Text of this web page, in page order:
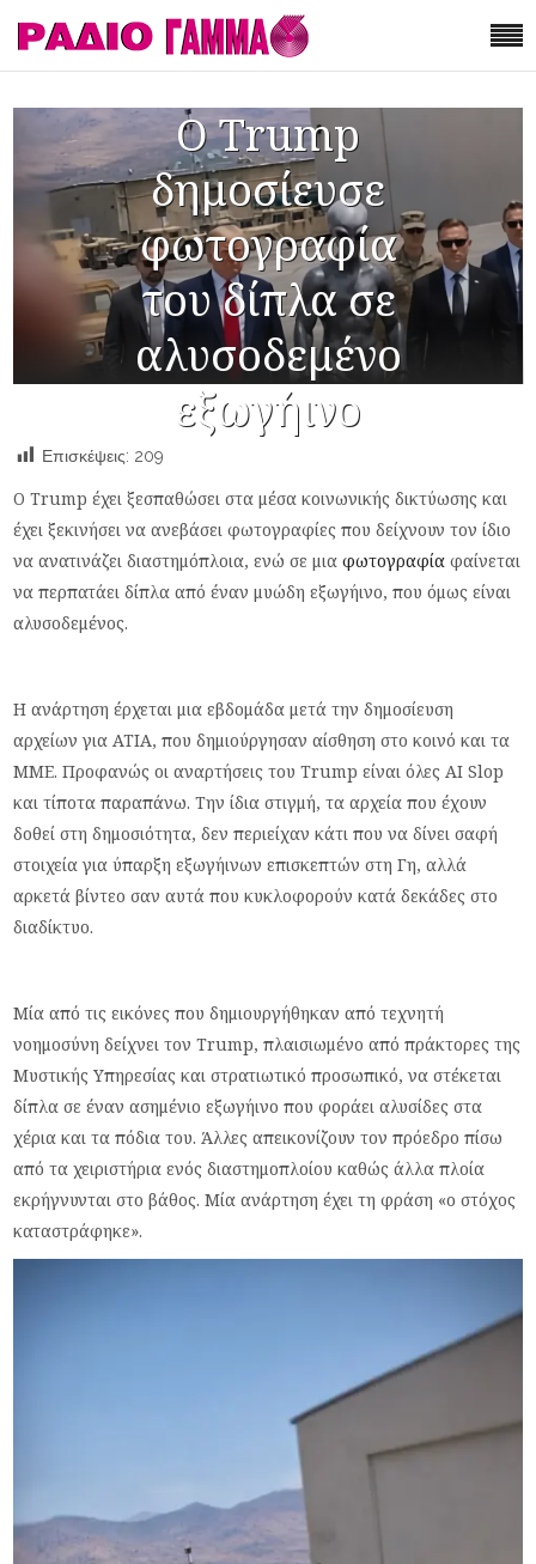
Ο Trump
δημοσίευσε
φωτογραφία
του δίπλα σε
αλυσοδεμένο
εξωγήινο
Επισκέψεις: 209
Ο Trump έχει ξεσπαθώσει στα μέσα κοινωνικής δικτύωσης και
έχει ξεκινήσει να ανεβάσει φωτογραφίες που δείχνουν τον ίδιο
να ανατινάζει διαστημόπλοια, ενώ σε μιαφωτογραφία φαίνεται
να περπατάει δίπλα από έναν μυώδη εξωγήινο, που όμως είναι
αλυσοδεμένος.
Η ανάρτηση έρχεται μια εβδομάδα μετά την δημοσίευση
αρχείων για ΑΤΙΑ, που δημιούργησαν αίσθηση στο κοινό και τα
ΜΜΕ. Προφανώς οι αναρτήσεις του Trump είναι όλες AI Slop
και τίποτα παραπάνω. Την ίδια στιγμή, τα αρχεία που έχουν
δοθεί στη δημοσιότητα, δεν περιείχαν κάτι που να δίνει σαφή
στοιχεία για ύπαρξη εξωγήινων επισκεπτών στη Γη, αλλά
αρκετά βίντεο σαν αυτά που κυκλοφορούν κατά δεκάδες στο
διαδίκτυο.
Μία από τις εικόνες που δημιουργήθηκαν από τεχνητή
νοημοσύνη δείχνει τον Trump, πλαισιωμένο από πράκτορες της
Μυστικής Υπηρεσίας και στρατιωτικό προσωπικό, να στέκεται
δίπλα σε έναν ασημένιο εξωγήινο που φοράει αλυσίδες στα
χέρια και τα πόδια του. Άλλες απεικονίζουν τον πρόεδρο πίσω
από τα χειριστήρια ενός διαστημοπλοίου καθώς άλλα πλοία
εκρήγνυνται στο βάθος. Μία ανάρτηση έχει τη φράση «ο στόχος
καταστράφηκε».